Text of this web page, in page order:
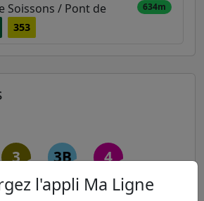
Soissons / Pont de
353
634m
3 3B 4
l'appli Ma Ligne